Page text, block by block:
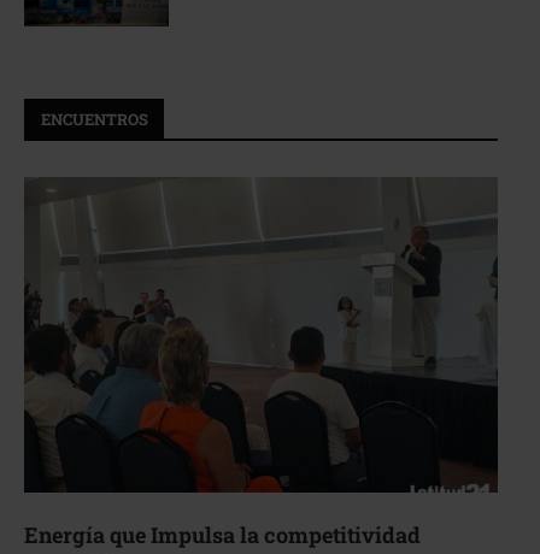
ENCUENTROS
Energía que Impulsa la competitividad